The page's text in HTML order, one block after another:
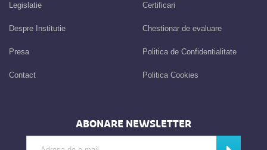
Legislatie
Despre Institutie
Presa
Contact
Certificari
Chestionar de evaluare
Politica de Confidentialitate
Politica Cookies
ABONARE NEWSLETTER